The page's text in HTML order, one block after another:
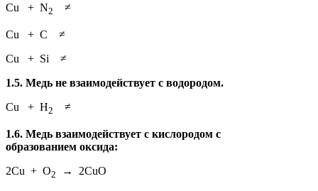
Cu + N2 ≠
Cu + C ≠
Cu + Si ≠
1.5. Медь не взаимодействует с водородом.
Cu + H2 ≠
1.6. Медь взаимодействует с кислородом с
образованием оксида:
2Cu + O2 → 2CuO